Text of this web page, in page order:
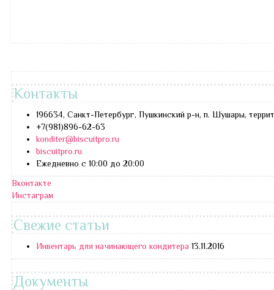
Контакты
196634, Санкт-Петербург, Пушкинский р-н, п. Шушары,
+7(981)896-62-63
konditer@biscuitpro.ru
biscuitpro.ru
Ежедневно с 10:00 до 20:00
Вконтакте
Инстаграм
Свежие статьи
Инвентарь для начинающего кондитера 13.11.2016
Документы